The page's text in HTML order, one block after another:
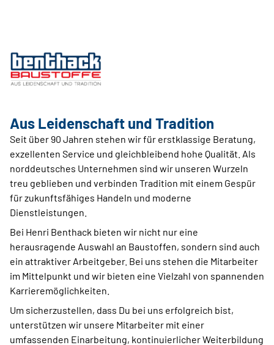
Aus Leidenschaft und Tradition
Seit über 90 Jahren stehen wir für erstklassige Beratung,
exzellenten Service und gleichbleibend hohe Qualität. Als
norddeutsches Unternehmen sind wir unseren Wurzeln
treu geblieben und verbinden Tradition mit einem Gespür
für zukunftsfähiges Handeln und moderne
Dienstleistungen.
Bei Henri Benthack bieten wir nicht nur eine
herausragende Auswahl an Baustoffen, sondern sind auch
ein attraktiver Arbeitgeber. Bei uns stehen die Mitarbeiter
im Mittelpunkt und wir bieten eine Vielzahl von spannenden
Karrieremöglichkeiten.
Um sicherzustellen, dass Du bei uns erfolgreich bist,
unterstützen wir unsere Mitarbeiter mit einer
umfassenden Einarbeitung, kontinuierlicher Weiterbildung